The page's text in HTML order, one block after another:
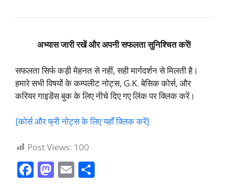
अभ्यास जारी रखें और अपनी सफलता सुनिश्चित करें!
सफलता सिर्फ कड़ी मेहनत से नहीं, सही मार्गदर्शन से मिलती है।
हमारे सभी विषयों के कम्पलीट नोट्स, G.K. बेसिक कोर्स, और
करियर गाइडेंस बुक के लिए नीचे दिए गए लिंक पर क्लिक करें।
[कोर्स और फ्री नोट्स के लिए यहाँ क्लिक करें]
Post Views: 100
F M E